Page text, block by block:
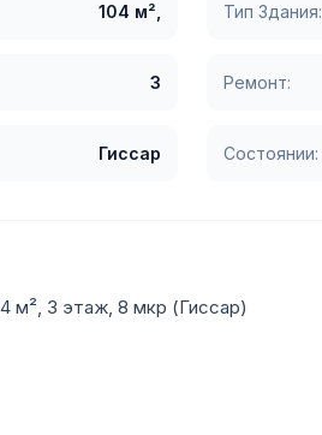
104 м², Тип Здания:
3 Ремонт:
Гиссар Состоянии:
м², 3 этаж, 8 мкр (Гиссар)